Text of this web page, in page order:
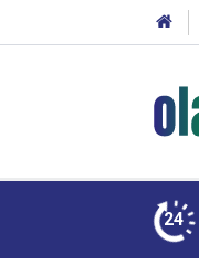
24
durumu ağır